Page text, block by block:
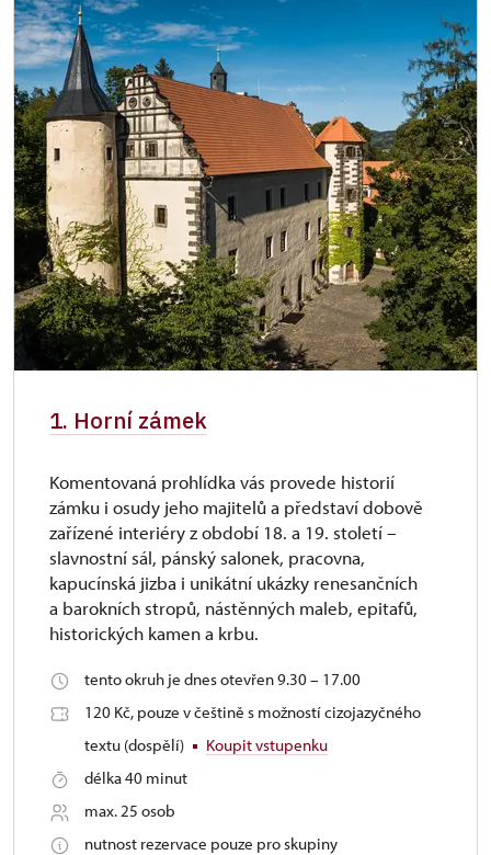
1. Horní zámek
Komentovaná prohlídka vás provede historií
zámku i osudy jeho majitelů a představí dobově
zařízené interiéry z období 18. a 19. století –
slavnostní sál, pánský salonek, pracovna,
kapucínská jizba i unikátní ukázky renesančních
a barokních stropů, nástěnných maleb, epitafů,
historických kamen a krbu.
tento okruh je dnes otevřen 9.30 – 17.00
120 Kč, pouze v češtině s možností cizojazyčného
textu (dospělí)
Koupit vstupenku
délka 40 minut
max. 25 osob
nutnost rezervace pouze pro skupiny